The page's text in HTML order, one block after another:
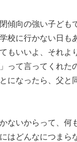
傾向の強い子ども
校に行かない日も
もいいよ、それよ
って言ってくれた
になったら、父と
ないからって、何
はどんなにつまら